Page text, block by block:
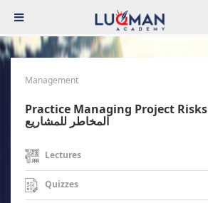
Management
Practice Managing Project Risks تطبيق إدارة
المخاطر للمشاريع
Lectures
Quizzes